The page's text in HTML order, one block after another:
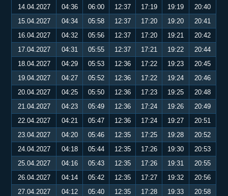
14.04.2027 04:36 06:00 12:37 17:19 19:19
20:40
15.04.2027
04:34 05:58 12:37 17:20 19:20
20:41
16.04.2027
04:32 05:56 12:37 17:20 19:21
20:42
17.04.2027
04:31 05:55 12:37 17:21 19:22
20:44
18.04.2027
04:29 05:53 12:36 17:22 19:23
20:45
19.04.2027
04:27 05:52 12:36 17:22 19:24
20:46
20.04.2027
04:25 05:50 12:36 17:23 19:25
20:48
21.04.2027
04:23 05:49 12:36 17:24 19:26
20:49
22.04.2027
04:21 05:47 12:36 17:24 19:27
20:51
23.04.2027
04:20 05:46 12:35 17:25 19:28
20:52
24.04.2027
04:18 05:44 12:35 17:26 19:30
20:53
25.04.2027
04:16 05:43 12:35 17:26 19:31
20:55
26.04.2027
04:14 05:42 12:35 17:27 19:32
20:56
27.04.2027
04:12 05:40 12:35 17:28 19:33
20:58